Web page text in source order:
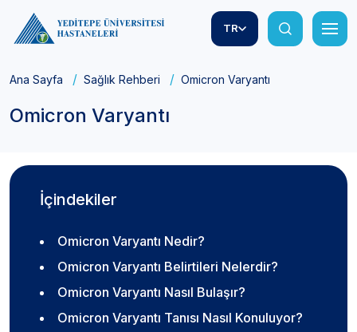
TR
Ana Sayfa Sağlık Rehberi Omicron Varyantı
Omicron Varyantı
İçindekiler
Omicron Varyantı Nedir?
Omicron Varyantı Belirtileri Nelerdir?
Omicron Varyantı Nasıl Bulaşır?
Omicron Varyantı Tanısı Nasıl Konuluyor?